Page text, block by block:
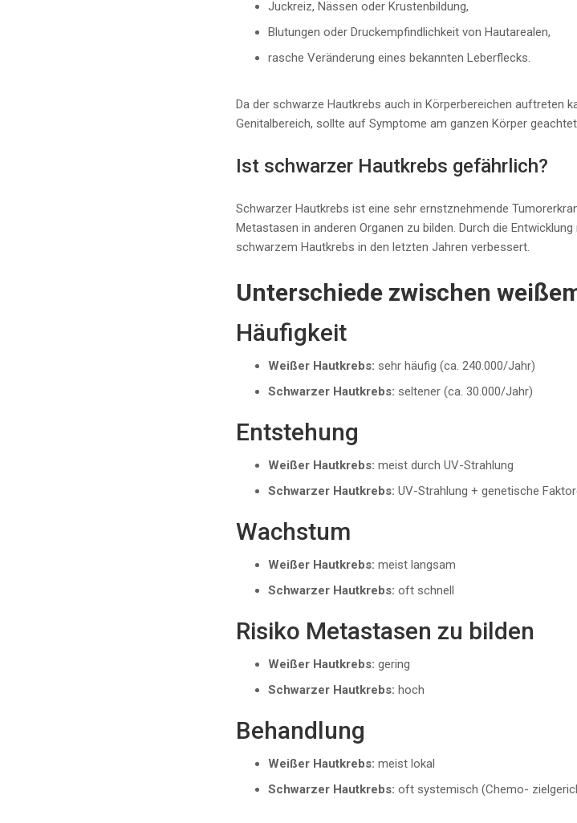
Juckreiz, Nässen oder Krustenbildung,
Blutungen oder Druckempfindlichkeit von Hautarealen,
rasche Veränderung eines bekannten Leberflecks.
Da der schwarze Hautkrebs auch in Körperbereichen auftreten
Genitalbereich, sollte auf Symptome am ganzen Körper
Ist schwarzer Hautkrebs gefährlich?
Schwarzer Hautkrebs ist eine sehr ernstznehmende
Metastasen in anderen Organen zu bilden. Durch die
schwarzem Hautkrebs in den letzten Jahren verbessert.
Unterschiede zwischen
Häufigkeit
Weißer Hautkrebs: sehr häufig (ca. 240.000/Jahr)
Schwarzer Hautkrebs: seltener (ca. 30.000/Jahr)
Entstehung
Weißer Hautkrebs: meist durch UV-Strahlung
Schwarzer Hautkrebs: UV-Strahlung + genetische
Wachstum
Weißer Hautkrebs: meist langsam
Schwarzer Hautkrebs: oft schnell
Risiko Metastasen zu bilden
Weißer Hautkrebs: gering
Schwarzer Hautkrebs: hoch
Behandlung
Weißer Hautkrebs: meist lokal
Schwarzer Hautkrebs: oft systemisch (Chemo-